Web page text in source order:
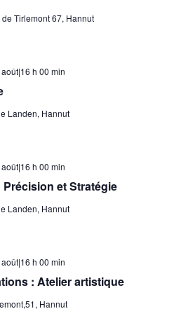
de Tirlemont 67, Hannut
h 00 min
Landen, Hannut
et Stratégie
h 00 min
Landen, Hannut
: Atelier artistique
h 00 min
Hannut